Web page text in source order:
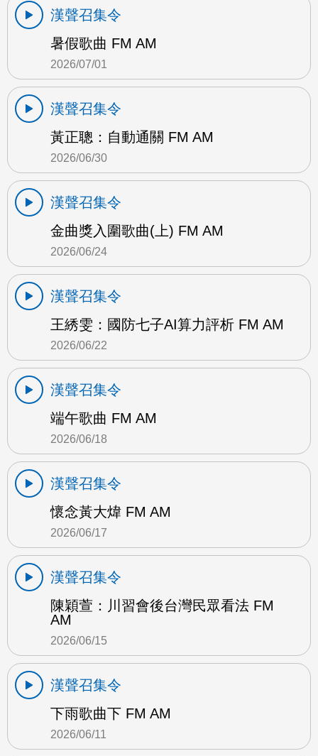
漢聲召集令
暑假歌曲 FM AM
2026/07/01
漢聲召集令
黃正聰：自動通關 FM AM
2026/06/30
漢聲召集令
金曲獎入圍歌曲(上) FM AM
2026/06/24
漢聲召集令
王綉雯：國防七子AI算力評析 FM AM
2026/06/22
漢聲召集令
端午歌曲 FM AM
2026/06/18
漢聲召集令
懷念黃大煒 FM AM
2026/06/17
漢聲召集令
陳穎萱：川習會後台灣民眾看法 FM
AM
2026/06/15
漢聲召集令
下雨歌曲下 FM AM
2026/06/11